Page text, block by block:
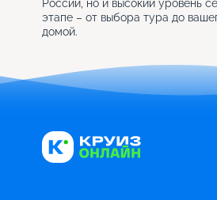
России, но и высокий уровень
этапе – от выбора тура до
домой.